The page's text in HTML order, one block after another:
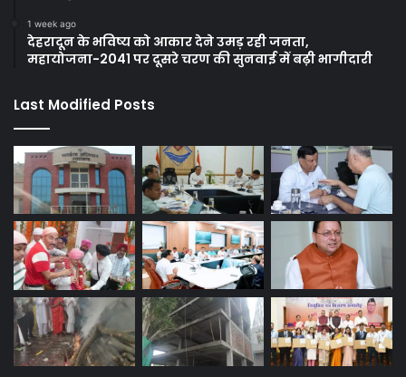
1 week ago
देहरादून के भविष्य को आकार देने उमड़ रही जनता,
महायोजना-2041 पर दूसरे चरण की सुनवाई में बढ़ी भागीदारी
Last Modified Posts